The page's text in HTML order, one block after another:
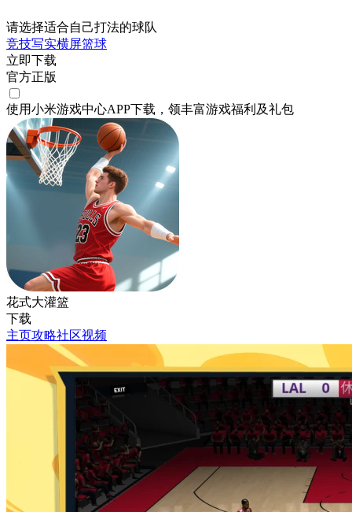
请选择适合自己打法的球队
竞技写实横屏篮球
立即下载
官方正版
使用小米游戏中心APP下载 ，领丰富游戏福利 及礼包
花式大灌篮
下载
主页攻略社区视频